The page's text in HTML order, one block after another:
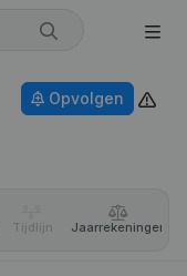
Opvolgen
Tijdlijn Jaar­rekeningen